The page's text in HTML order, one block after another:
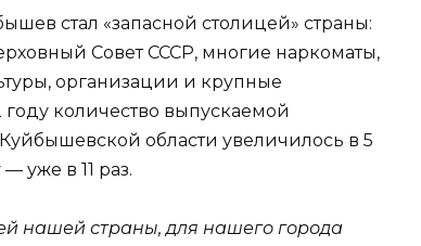
стал «запасной столицей» страны:
Совет СССР, многие наркоматы,
организации и крупные
количество выпускаемой
области увеличилось в 5
уже в 11 раз.
нашей страны, для нашего города